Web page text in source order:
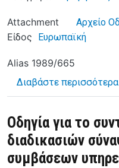
Attachment Αρχείο
Είδος Ευρωπαϊκή
Alias 1989/665
Διαβάστε περισσότερα
Οδηγία για το
διαδικασιών
συμβάσεων